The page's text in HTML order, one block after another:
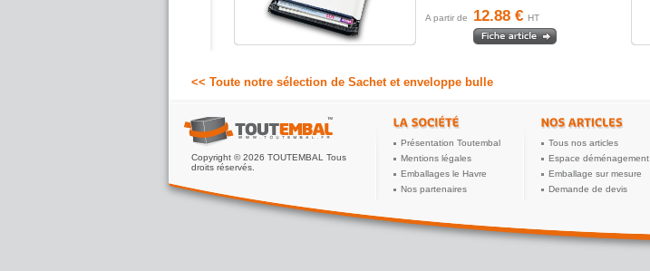
A partir de 12.88 € HT
<< Toute notre sélection de Sachet et enveloppe bulle
Copyright © 2026 TOUTEMBAL Tous
droits réservés.
Présentation Toutembal
Mentions légales
Emballages le Havre
Nos partenaires
Tous nos articles
Espace déménagement
Emballage sur mesure
Demande de devis